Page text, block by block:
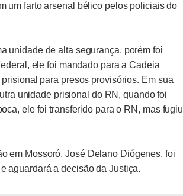
um farto arsenal bélico pelos policiais do
unidade de alta segurança, porém foi
ele foi mandado para a Cadeia
para presos provisórios. Em sua
unidade prisional do RN, quando foi
ele foi transferido para o RN, mas fugiu
em Mossoró, José Delano Diógenes, foi
aguardará a decisão da Justiça.